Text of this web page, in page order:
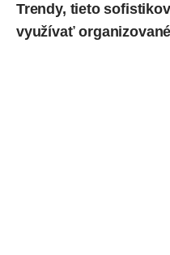
Trendy, tieto
využívať